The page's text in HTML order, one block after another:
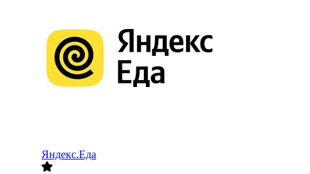
Яндекс.Еда